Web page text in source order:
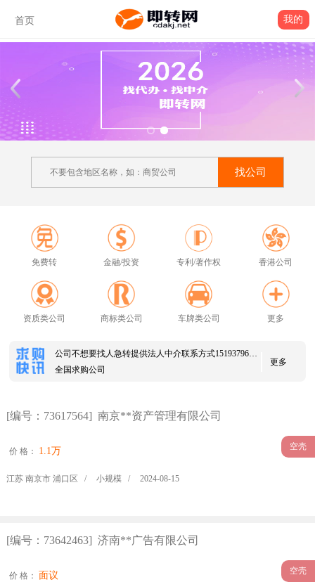
首页 我的
找公司
免费转 金融/投资 专利/著作权 香港公司
资质类公司 商标类公司 车牌类公司 更多
全国求购公司
求购江苏科技，贸易，技术类公司
求购深圳空壳科技公司
求购重庆商贸科技类公司18908394389
求购北京专精特 一手价低的来
更多
[编号：73617564] 南京**资产管理有限公司
价 格： 1.1万 空壳
江苏 南京市 浦口区 / 小规模 / 2024-08-15
[编号：73642463] 济南**广告有限公司
价 格： 面议 空壳